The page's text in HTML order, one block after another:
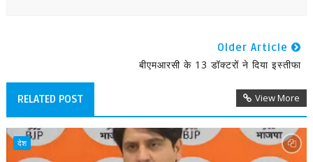
Older Article
बीएमआरसी के 13 डॉक्टरों ने दिया इस्तीफा
RELATED POST View More
देश